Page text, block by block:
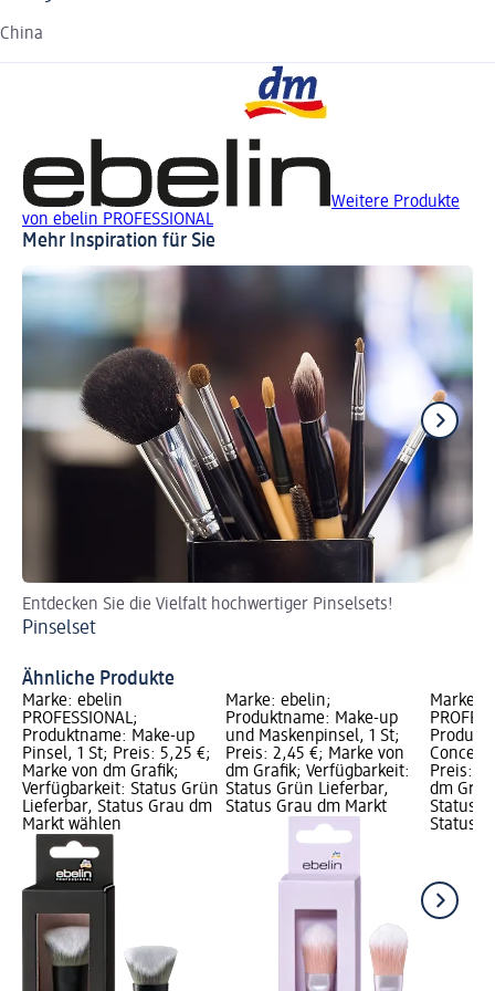
China
Weitere Produkte
von ebelin PROFESSIONAL
Mehr Inspiration für Sie
Entdecken Sie die Vielfalt hochwertiger Pinselsets!
Pinselset
Ähnliche Produkte
Marke: ebelin
PROFESSIONAL;
Produktname: Make-up
Pinsel, 1 St; Preis: 5,25 €;
Marke von dm Grafik;
Verfügbarkeit: Status Grün
Lieferbar, Status Grau dm
Markt wählen
Marke: ebelin;
Produktname: Make-up
und Maskenpinsel, 1 St;
Preis: 2,45 €; Marke von
dm Grafik; Verfügbarkeit:
Status Grün Lieferbar,
Status Grau dm Markt
Marke:
Preis:
dm
Status
Status